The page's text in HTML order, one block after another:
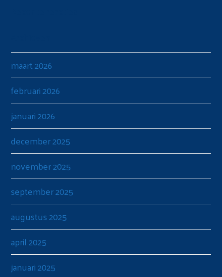
maart 2026
februari 2026
januari 2026
december 2025
november 2025
september 2025
augustus 2025
april 2025
januari 2025